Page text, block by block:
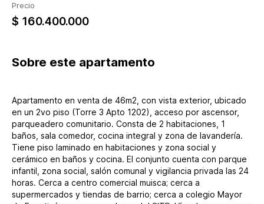
Precio
$ 160.400.000
Sobre este apartamento
Apartamento en venta de 46m2, con vista exterior, ubicado
en un 2vo piso (Torre 3 Apto 1202), acceso por ascensor,
parqueadero comunitario. Consta de 2 habitaciones, 1
baños, sala comedor, cocina integral y zona de lavandería.
Tiene piso laminado en habitaciones y zona social y
cerámico en baños y cocina. El conjunto cuenta con parque
infantil, zona social, salón comunal y vigilancia privada las 24
horas. Cerca a centro comercial muisca; cerca a
supermercados y tiendas de barrio; cerca a colegio Mayor